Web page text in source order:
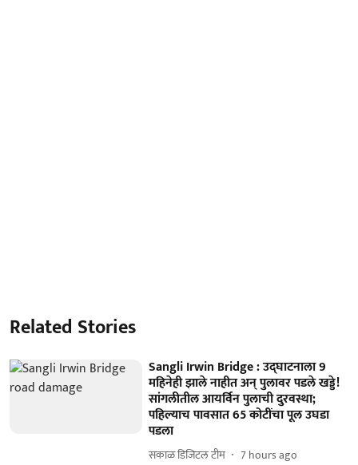
Related Stories
Sangli Irwin Bridge : उद्‍घाटनाला 9
महिनेही झाले नाहीत अन् पुलावर पडले खड्डे!
सांगलीतील आयर्विन पुलाची दुरवस्था;
पहिल्याच पावसात 65 कोटींचा पूल उघडा
पडला
सकाळ डिजिटल टीम 7 hours ago